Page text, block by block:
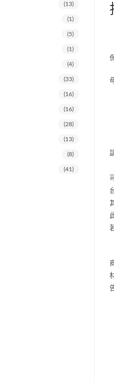
(13)
(1)
(5)
(1)
(4)
(33)
(16)
(16)
(28)
(13)
(8)
(41)